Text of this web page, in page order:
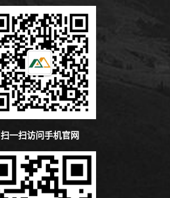
扫一扫访问手机官网